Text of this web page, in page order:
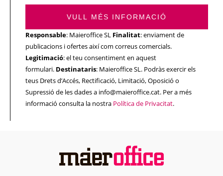
VULL MÉS INFORMACIÓ
Responsable: Maieroffice SL Finalitat: enviament de
publicacions i ofertes així com correus comercials.
Legitimació: el teu consentiment en aquest
formulari. Destinataris: Maieroffice SL. Podràs exercir els
teus Drets d’Accés, Rectificació, Limitació, Oposició o
Supressió de les dades a info@maieroffice.cat. Per a més
informació consulta la nostra Política de Privacitat.